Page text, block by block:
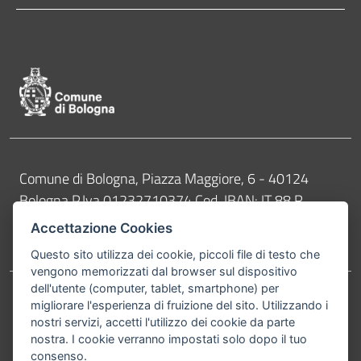
Contatti
Comune di Bologna, Piazza Maggiore, 6 - 40124
Bologna P.Iva 01232710374 Cod. IBAN: IT 88 R
02008 02435 000020067156
Telefono:051203040
Accessibilità Carta dei valori
Informativa sul trattamento dei dati personali Note legali
Accettazione Cookies
Questo sito utilizza dei cookie, piccoli file di testo che
vengono memorizzati dal browser sul dispositivo
dell'utente (computer, tablet, smartphone) per
migliorare l'esperienza di fruizione del sito. Utilizzando i
nostri servizi, accetti l'utilizzo dei cookie da parte
nostra. I cookie verranno impostati solo dopo il tuo
consenso.